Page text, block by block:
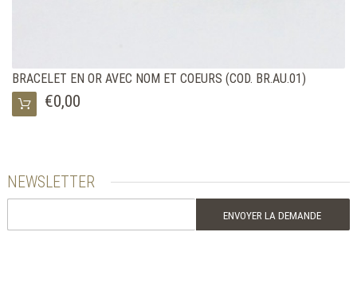
BRACELET EN OR AVEC NOM ET COEURS (COD. BR.AU.01)
€0,00
NEWSLETTER